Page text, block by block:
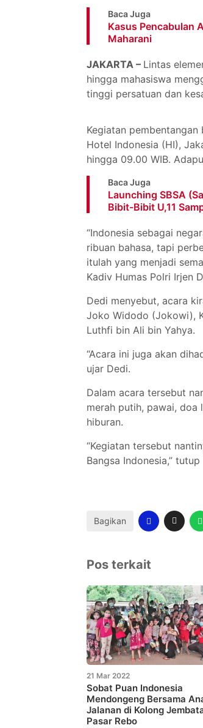
Baca Juga
Kasus Pencabulan
Maharani
JAKARTA – Lintas
hingga mahasiswa
tinggi persatuan dan
Kegiatan
Hotel Indonesia (HI),
hingga 09.00 WIB.
Baca Juga
Launching SBSA
Bibit-Bibit U,11
“Indonesia sebagai
ribuan bahasa, tapi
itulah yang menjadi
Kadiv Humas Polri Irjen
Dedi menyebut, acara
Joko Widodo (Jokowi),
Luthfi bin Ali bin Yahya.
“Acara ini juga akan
ujar Dedi.
Dalam acara tersebut
merah putih, pawai, doa
hiburan.
“Kegiatan tersebut
Bangsa Indonesia,”
Bagikan
Pos terkait
21 Mar 2022
Sobat Puan Indonesia
Mendongeng Bersama
Jalanan di Kolong
Pasar Rebo